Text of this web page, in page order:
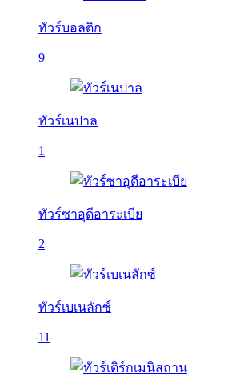
ทัวร์บอลติก
9
ทัวร์เนปาล
1
ทัวร์ซาอุดีอาระเบีย
2
ทัวร์เบเนลักซ์
11